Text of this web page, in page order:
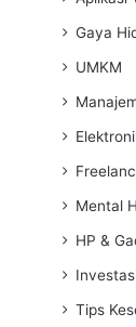
Gaya
UMKM
Mental
HP &
Tips